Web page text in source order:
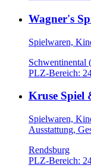
Wagner's
Spielwaren,
Schwentinental
PLZ-Bereich:
Kruse Spiel
Spielwaren,
Ausstattung,
Rendsburg
PLZ-Bereich: